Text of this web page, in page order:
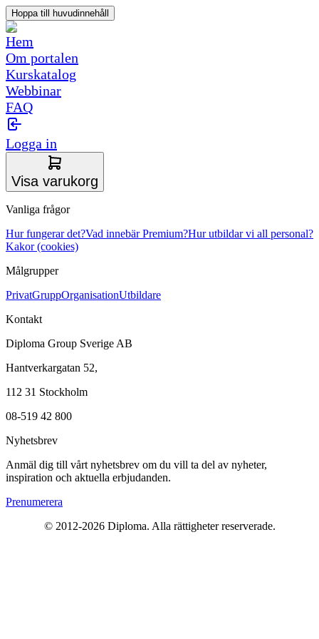
Hoppa till huvudinnehåll
Hem
Om portalen
Kurskatalog
Webbinar
FAQ
Logga in
Visa varukorg
Vanliga frågor
Hur fungerar det?Vad innebär Premium?Hur utbildar vi all personal?
Kakor (cookies)
Målgrupper
PrivatGruppOrganisationUtbildare
Kontakt
Diploma Group Sverige AB
Hantverkargatan 52,
112 31 Stockholm
08-519 42 800
Nyhetsbrev
Anmäl dig till vårt nyhetsbrev om du vill ta del av nyheter,
inspiration och aktuella erbjudanden.
Prenumerera
© 2012-2026Diploma. Alla rättigheter reserverade.